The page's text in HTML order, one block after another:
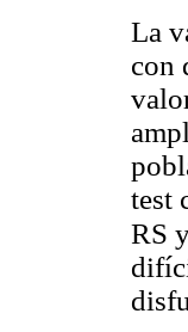
La
con
test
RS